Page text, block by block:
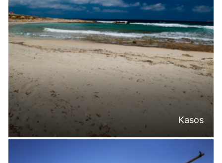
Kasos